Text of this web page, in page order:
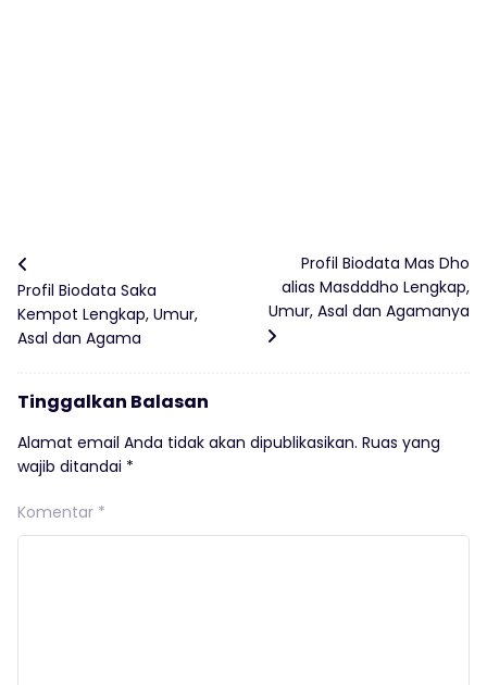
Profil Biodata Saka
Kempot Lengkap, Umur,
Asal dan Agama
Profil Biodata Mas Dho
alias Masdddho Lengkap,
Umur, Asal dan Agamanya
Tinggalkan Balasan
Alamat email Anda tidak akan dipublikasikan. Ruas yang
wajib ditandai *
Komentar *